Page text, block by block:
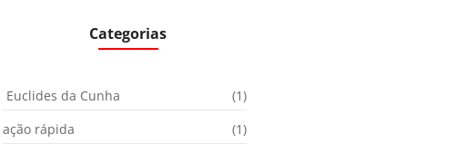
Categorias
Euclides da Cunha
(1)
ação rápida
(1)